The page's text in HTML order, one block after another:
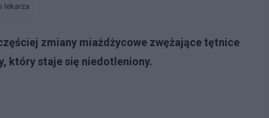
lekarza
zmiany miażdżycowe zwężające tętnice
który staje się niedotleniony.